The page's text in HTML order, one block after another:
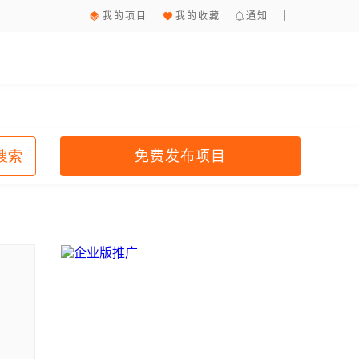
我的项目 我的收藏 通知
索 免费发布项目